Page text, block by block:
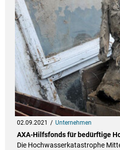
02.09.2021 Unternehmen
AXA-Hilfsfonds für bedürftige
Die Hochwasserkatastrophe